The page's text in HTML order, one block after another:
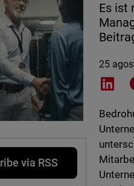
via RSS
Es ist
25